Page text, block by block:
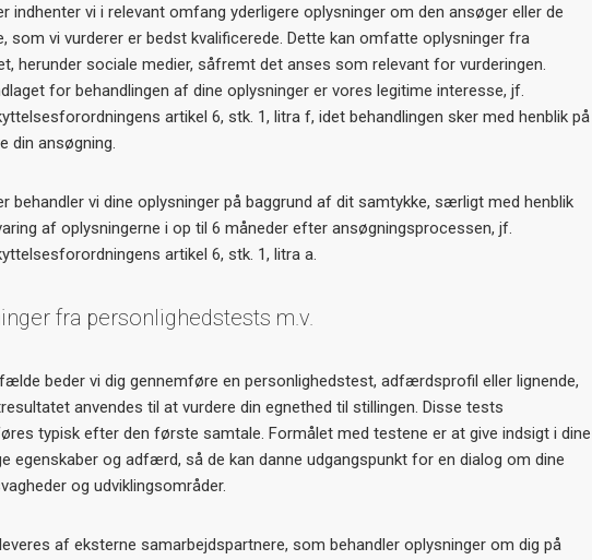
indhenter vi i relevant omfang yderligere oplysninger om den ansøger eller de
som vi vurderer er bedst kvalificerede. Dette kan omfatte oplysninger fra
herunder sociale medier, såfremt det anses som relevant for vurderingen.
for behandlingen af dine oplysninger er vores legitime interesse, jf.
artikel 6, stk. 1, litra f, idet behandlingen sker med henblik på
din ansøgning.
behandler vi dine oplysninger på baggrund af dit samtykke, særligt med henblik
af oplysningerne i op til 6 måneder efter ansøgningsprocessen, jf.
artikel 6, stk. 1, litra a.
fra personlighedstests m.v.
beder vi dig gennemføre en personlighedstest, adfærdsprofil eller lignende,
anvendes til at vurdere din egnethed til stillingen. Disse tests
typisk efter den første samtale. Formålet med testene er at give indsigt i dine
egenskaber og adfærd, så de kan danne udgangspunkt for en dialog om dine
og udviklingsområder.
af eksterne samarbejdspartnere, som behandler oplysninger om dig på